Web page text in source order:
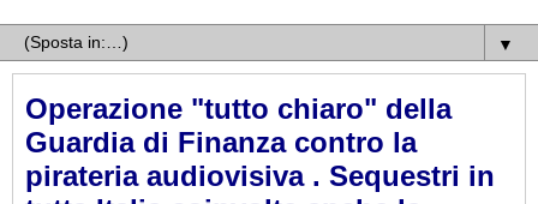
▼
Operazione "tutto chiaro" della
Guardia di Finanza contro la
pirateria audiovisiva . Sequestri in